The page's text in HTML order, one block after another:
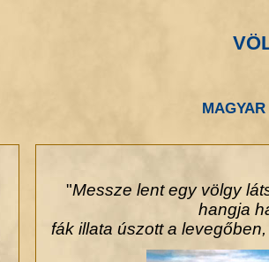
"Messze lent egy völgy
hangja
fák illata úszott a